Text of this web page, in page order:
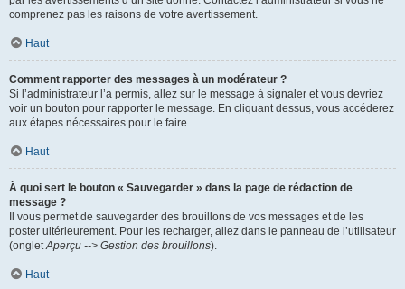
comprenez pas les raisons de votre avertissement.
Haut
Comment rapporter des messages à un modérateur ?
Si l’administrateur l’a permis, allez sur le message à signaler et vous devriez
voir un bouton pour rapporter le message. En cliquant dessus, vous accéderez
aux étapes nécessaires pour le faire.
Haut
À quoi sert le bouton « Sauvegarder » dans la page de rédaction de
message ?
Il vous permet de sauvegarder des brouillons de vos messages et de les
poster ultérieurement. Pour les recharger, allez dans le panneau de l’utilisateur
(ongletAperçu --> Gestion des brouillons).
Haut